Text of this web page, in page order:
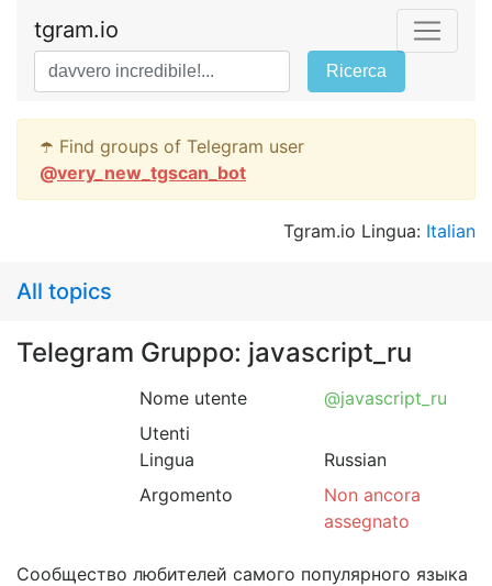
tgram.io
Ricerca
☂️ Find groups of Telegram user
@very_new_tgscan_bot
Tgram.io Lingua: Italian
All topics
Telegram Gruppo: javascript_ru
Nome utente
@javascript_ru
Utenti
Lingua
Russian
Argomento
Non ancora
assegnato
Сообщество любителей самого популярного языка